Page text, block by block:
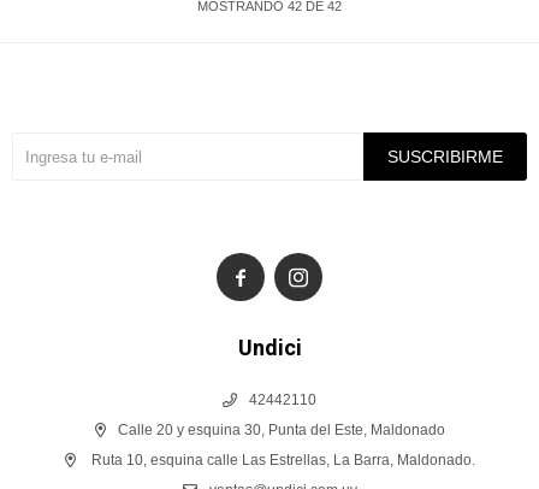
MOSTRANDO 42 DE 42
Undici
42442110
Calle 20 y esquina 30, Punta del Este, Maldonado
Ruta 10, esquina calle Las Estrellas, La Barra, Maldonado.
SUSCRIBIRME
 